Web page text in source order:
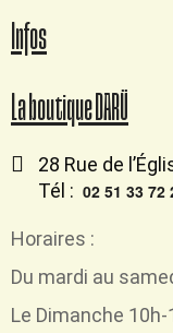
Infos
La boutique DARÜ
28 Rue de
Tél : 02 51 33 72
Horaires :
Du mardi au
Le Dimanche 10h-